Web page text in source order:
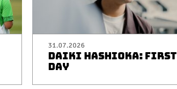
31.07.2026
DAIKI HASHIOKA: FIRST
DAY